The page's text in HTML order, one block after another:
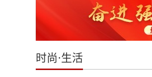
时尚·生活